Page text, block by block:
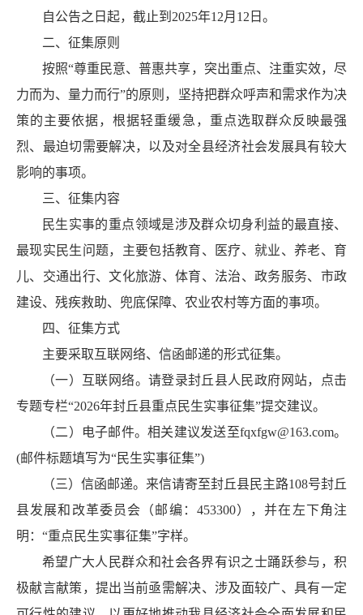
自公告之日起，截止到2025年12月12日。
二、征集原则
按照“尊重民意、普惠共享，突出重点、注重实效，尽
力而为、量力而行”的原则，坚持把群众呼声和需求作为决
策的主要依据，根据轻重缓急，重点选取群众反映最强
烈、最迫切需要解决，以及对全县经济社会发展具有较大
影响的事项。
三、征集内容
民生实事的重点领域是涉及群众切身利益的最直接、
最现实民生问题，主要包括教育、医疗、就业、养老、育
儿、交通出行、文化旅游、体育、法治、政务服务、市政
建设、残疾救助、兜底保障、农业农村等方面的事项。
四、征集方式
主要采取互联网络、信函邮递的形式征集。
（一）互联网络。请登录封丘县人民政府网站，点击
专题专栏“2026年封丘县重点民生实事征集”提交建议。
（二）电子邮件。相关建议发送至fqxfgw@163.com。
(邮件标题填写为“民生实事征集”)
（三）信函邮递。来信请寄至封丘县民主路108号封丘
县发展和改革委员会（邮编：453300），并在左下角注
明：“重点民生实事征集”字样。
希望广大人民群众和社会各界有识之士踊跃参与，积
极献言献策，提出当前亟需解决、涉及面较广、具有一定